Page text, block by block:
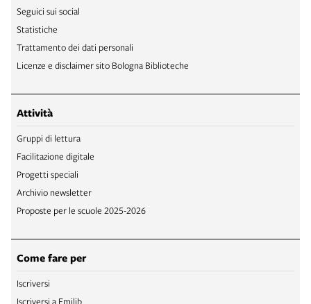
Seguici sui social
Statistiche
Trattamento dei dati personali
Licenze e disclaimer sito Bologna Biblioteche
Attività
Gruppi di lettura
Facilitazione digitale
Progetti speciali
Archivio newsletter
Proposte per le scuole 2025-2026
Come fare per
Iscriversi
Iscriversi a Emilib